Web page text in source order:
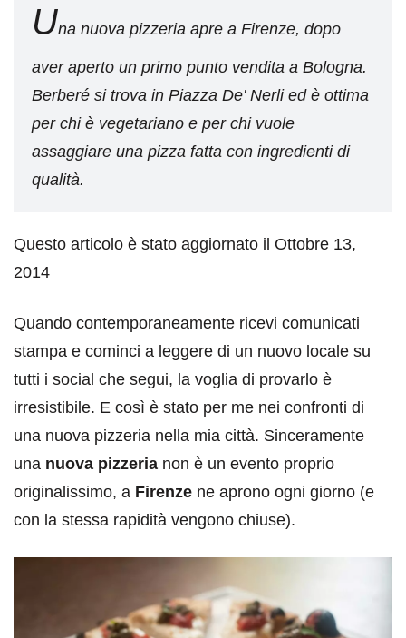
Una nuova pizzeria apre a Firenze, dopo
aver aperto un primo punto vendita a Bologna.
Berberé si trova in Piazza De' Nerli ed è ottima
per chi è vegetariano e per chi vuole
assaggiare una pizza fatta con ingredienti di
qualità.
Questo articolo è stato aggiornato il Ottobre 13,
2014
Quando contemporaneamente ricevi comunicati
stampa e cominci a leggere di un nuovo locale su
tutti i social che segui, la voglia di provarlo è
irresistibile. E così è stato per me nei confronti di
una nuova pizzeria nella mia città. Sinceramente
una nuova pizzeria non è un evento proprio
originalissimo, a Firenze ne aprono ogni giorno (e
con la stessa rapidità vengono chiuse).